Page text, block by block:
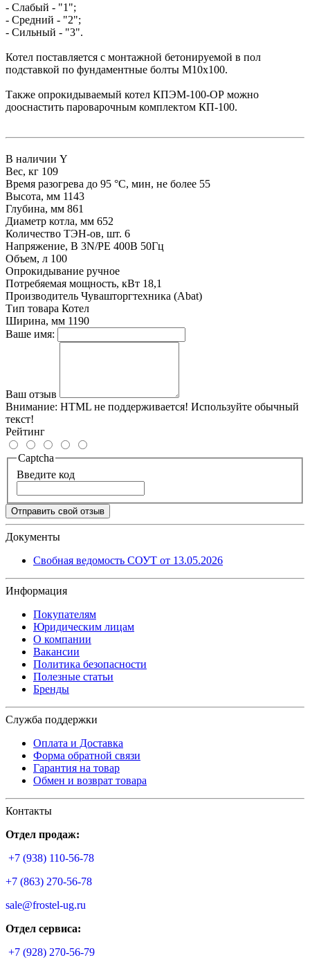
- Слабый - "1";
- Средний - "2";
- Сильный - "3".
Котел поставляется с монтажной бетонируемой в пол
подставкой по фундаментные болты М10х100.
Также опрокидываемый котел КПЭМ-100-ОР можно
дооснастить пароварочным комплектом КП-100.
В наличии Y
Вес, кг 109
Время разогрева до 95 °C, мин, не более 55
Высота, мм 1143
Глубина, мм 861
Диаметр котла, мм 652
Количество ТЭН-ов, шт. 6
Напряжение, В 3N/PE 400В 50Гц
Объем, л 100
Опрокидывание ручное
Потребяемая мощность, кВт 18,1
Производитель Чувашторгтехника (Abat)
Тип товара Котел
Ширина, мм 1190
Ваше имя:
Ваш отзыв
Внимание: HTML не поддерживается! Используйте обычный
текст!
Рейтинг
Captcha
Введите код
Отправить свой отзыв
Документы
Свобная ведомость СОУТ от 13.05.2026
Информация
Покупателям
Юридическим лицам
О компании
Вакансии
Политика безопасности
Полезные статьи
Бренды
Служба поддержки
Оплата и Доставка
Форма обратной связи
Гарантия на товар
Обмен и возврат товара
Контакты
Отдел продаж:
+7 (938) 110-56-78
+7 (863) 270-56-78
sale@frostel-ug.ru
Отдел сервиса:
+7 (928) 270-56-79